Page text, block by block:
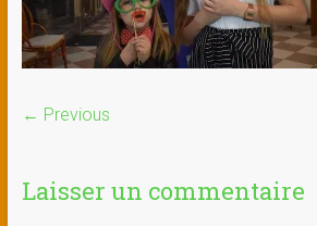
← Previous
Laisser un commentaire